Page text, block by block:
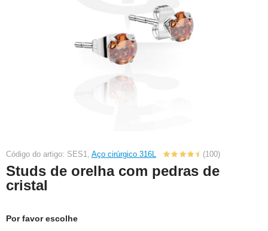
Código do artigo: SES1, Aço cirúrgico 316L (100)
Studs de orelha com pedras de
cristal
Por favor escolhe